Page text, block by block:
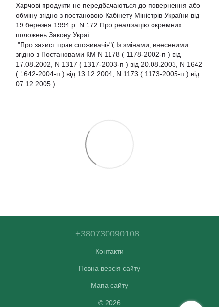
Харчові продукти не передбачаються до повернення або
обміну згідно з постановою Кабінету Міністрів України від
19 березня 1994 р. N 172 Про реалізацію окремних
положень Закону Украї
"Про захист прав споживачів"( Із змінами, внесеними
згідно з Постановами КМ N 1178 ( 1178-2002-п ) від
17.08.2002, N 1317 ( 1317-2003-п ) від 20.08.2003, N 1642
( 1642-2004-п ) від 13.12.2004, N 1173 ( 1173-2005-п ) від
07.12.2005 )
+380730090108
Контакти
Повна версія сайту
Мапа сайту
© 2026